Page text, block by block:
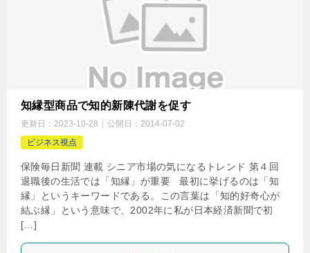
知縁型商品で知的新陳代謝を促す
更新日： 2023-10-28 公開日： 2014-07-02
ビジネス視点
保険毎日新聞 連載 シニア市場の気になるトレンド 第４回
退職後の生活では「知縁」が重要 最初に挙げるのは「知
縁」というキーワードである。この言葉は「知的好奇心が
結ぶ縁」という意味で、2002年に私が日本経済新聞で初
[…]